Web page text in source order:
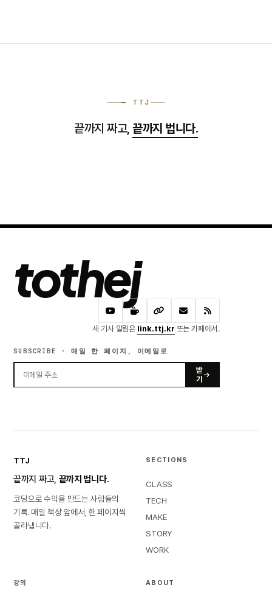
— TTJ
끝까지 짜고, 끝까지 법니다.
tothej
새 기사 알림은 link.ttj.kr 또는 카페에서.
SUBSCRIBE · 매일 한 페이지, 이메일로
받
기
TTJ
끝까지 짜고, 끝까지 법니다.
코딩으로 수익을 만드는 사람들의
기록. 매일 책상 앞에서, 한 페이지씩
골라냅니다.
SECTIONS
CLASS
TECH
MAKE
STORY
WORK
강의 ABOUT